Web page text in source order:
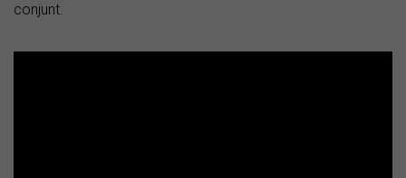
conjunt.